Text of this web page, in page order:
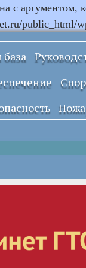
с аргументом,
public_html/